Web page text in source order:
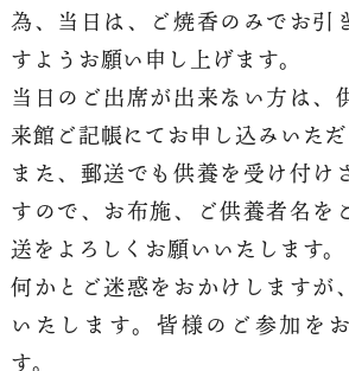
為、当日は、ご焼香のみでお引
すようお願い申し上げます。
当日のご出席が出来ない方は、
来館ご記帳にてお申し込みいただ
また、郵送でも供養を受け付け
すので、お布施、ご供養者名を
送をよろしくお願いいたします。
何かとご迷惑をおかけしますが
いたします。皆様のご参加を
す。